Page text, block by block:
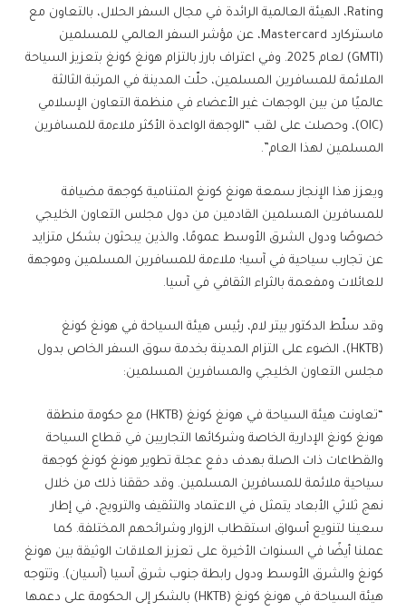
Rating، الهيئة العالمية الرائدة في مجال السفر الحلال، بالتعاون مع
ماستركارد Mastercard، عن مؤشر السفر العالمي للمسلمين
(GMTI) لعام 2025. وفي اعتراف بارز بالتزام هونغ كونغ بتعزيز السياحة
الملائمة للمسافرين المسلمين، حلّت المدينة في المرتبة الثالثة
عالميًا من بين الوجهات غير الأعضاء في منظمة التعاون الإسلامي
(OIC)، وحصلت على لقب “الوجهة الواعدة الأكثر ملاءمة للمسافرين
المسلمين لهذا العام”.
ويعزز هذا الإنجاز سمعة هونغ كونغ المتنامية كوجهة مضيافة
للمسافرين المسلمين القادمين من دول مجلس التعاون الخليجي
خصوصًا ودول الشرق الأوسط عمومًا، والذين يبحثون بشكل متزايد
عن تجارب سياحية في آسيا؛ ملاءمة للمسافرين المسلمين وموجهة
للعائلات ومفعمة بالثراء الثقافي في آسيا.
وقد سلّط الدكتور بيتر لام، رئيس هيئة السياحة في هونغ كونغ
(HKTB)، الضوء على التزام المدينة بخدمة سوق السفر الخاص بدول
مجلس التعاون الخليجي والمسافرين المسلمين:
“تعاونت هيئة السياحة في هونغ كونغ (HKTB) مع حكومة منطقة
هونغ كونغ الإدارية الخاصة وشركائها التجاريين في قطاع السياحة
والقطاعات ذات الصلة بهدف دفع عجلة تطوير هونغ كونغ كوجهة
سياحية ملائمة للمسافرين المسلمين. وقد حققنا ذلك من خلال
نهج ثلاثي الأبعاد يتمثل في الاعتماد والتثقيف والترويج، في إطار
سعينا لتنويع أسواق استقطاب الزوار وشرائحهم المختلفة. كما
عملنا أيضًا في السنوات الأخيرة على تعزيز العلاقات الوثيقة بين هونغ
كونغ والشرق الأوسط ودول رابطة جنوب شرق آسيا (آسيان). وتتوجه
هيئة السياحة في هونغ كونغ (HKTB) بالشكر إلى الحكومة على دعمها